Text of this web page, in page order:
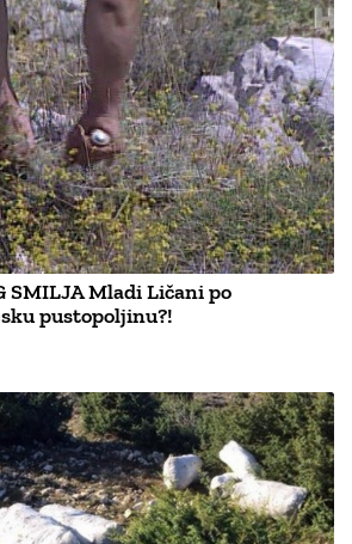
SMILJA Mladi Ličani po
pustopoljinu?!